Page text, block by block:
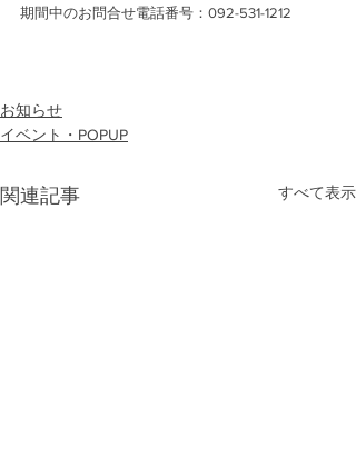
期間中のお問合せ電話番号：092-531-1212
お知らせ
イベント・POPUP
関連記事 すべて表示